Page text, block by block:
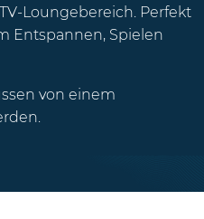
Loungebereich. Perfekt
Entspannen, Spielen
von einem